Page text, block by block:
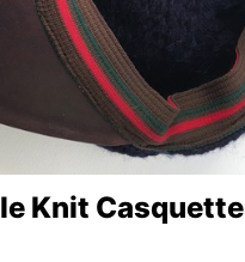
Knit Casquette